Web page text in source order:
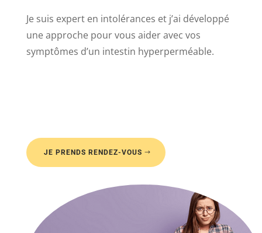
Je suis expert en intolérances et j’ai développé
une approche pour vous aider avec vos
symptômes d’un intestin hyperperméable.
JE PRENDS RENDEZ-VOUS